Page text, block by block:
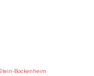
Bockenheim